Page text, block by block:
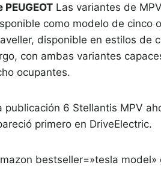
PEUGEOT Las variantes de
como modelo de cinco
disponible en estilos de
con ambas variantes
ocupantes.
publicación 6 Stellantis MPV
primero en DriveElectric.
bestseller=»tesla model»